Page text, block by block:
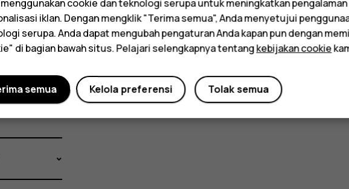
layar pada
tetap
aman
menggunakan cookie dan teknologi serupa untuk meningkatkan
iklan. Dengan mengklik "Terima semua", Anda menyetujui
serupa. Anda dapat mengubah pengaturan Anda kapan pun dengan
di bagian bawah situs. Pelajari selengkapnya tentangkebijakan cookie
Tolak semua
Kelola preferensi
semua